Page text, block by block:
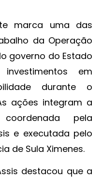
marca uma das
da Operação
governo do Estado
em
durante o
ações integram a
pela
e executada pelo
de Sula Ximenes.
destacou que a